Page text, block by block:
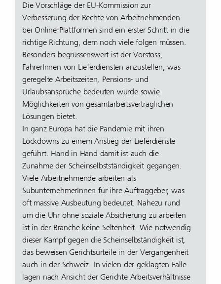
Die Vorschläge der EU-Kommission zur
Verbesserung der Rechte von Arbeitnehmenden
bei Online-Plattformen sind ein erster Schritt in die
richtige Richtung, dem noch viele folgen müssen.
Besonders begrüssenswert ist der Vorstoss,
FahrerInnen von Lieferdiensten anzustellen, was
geregelte Arbeitszeiten, Pensions- und
Urlaubsansprüche bedeuten würde sowie
Möglichkeiten von gesamtarbeitsvertraglichen
Lösungen bietet.
In ganz Europa hat die Pandemie mit ihren
Lockdowns zu einem Anstieg der Lieferdienste
geführt. Hand in Hand damit ist auch die
Zunahme der Scheinselbstständigkeit gegangen.
Viele Arbeitnehmende arbeiten als
SubunternehmerInnen für ihre Auftraggeber, was
oft massive Ausbeutung bedeutet. Nahezu rund
um die Uhr ohne soziale Absicherung zu arbeiten
ist in der Branche keine Seltenheit. Wie notwendig
dieser Kampf gegen die Scheinselbständigkeit ist,
das beweisen Gerichtsurteile in der Vergangenheit
auch in der Schweiz. In vielen der geklagten Fälle
lagen nach Ansicht der Gerichte Arbeitsverhältnisse